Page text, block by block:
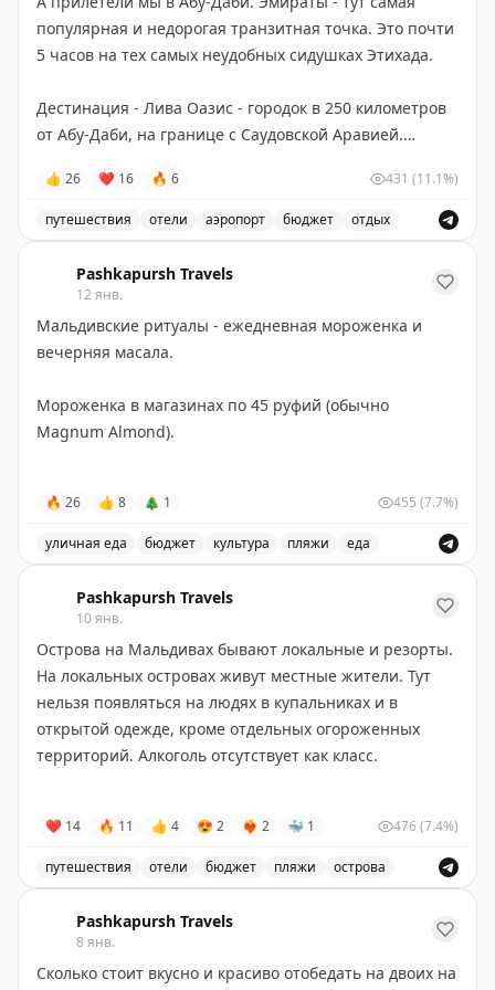
постах :)
проходят.
популярная и недорогая транзитная точка. Это почти
5 часов на тех самых неудобных сидушках Этихада.
Дестинация - Лива Оазис - городок в 250 километров
от Абу-Даби, на границе с Саудовской Аравией.
ч, а в итоге вся дорога из аэропорта займет 2,5 часа.
На дорогах эмирата Абу-Даби нет нештрафуемого
лимита, поэтому не превышаем, камер много.
Проверить штрафы можно в приложении полиции
Дубая ( тыц) по номеру авто.
Приехали сюда уже после заката:
Забронировать отель выгоднее всего получилось на
Тут есть виллы с одной, двумя или тремя спальнями.
На каждой вилле - собственный подогреваемый
именно за пустынькой :)
Новозеландский совиньон был предусмотрительно
куплен в дьюти фри абудабского аэропорта :)
👍 26 ❤ 16 🔥 6 431 (11.1%)
путешествия отели аэропорт бюджет отдых
Pashkapursh Travels
12 янв.
Мальдивские ритуалы - ежедневная мороженка и
вечерняя масала.
Мороженка в магазинах по 45 руфий (обычно
Magnum Almond).
руфий.
Прекрасное же)
Давайте поговорим - какие у вас ритуалы в поездках?
🔥 26 👍 8 🎄 1 455 (7.7%)
уличная еда бюджет культура пляжи еда
Pashkapursh Travels
10 янв.
Острова на Мальдивах бывают локальные и резорты.
На локальных островах живут местные жители. Тут
нельзя появляться на людях в купальниках и в
открытой одежде, кроме отдельных огороженных
территорий. Алкоголь отсутствует как класс.
Местных жителей нет, кроме сотрудников - тут можно
и в купальниках, и с алкоголем. Цена на проживание
в резорте в несколько раз выше цены проживания на
локальном острове, картинки вокруг более похожи на
те, с которыми обычно ассоциируются Мальдивы.
❤ 14 🔥 11 👍 4 😍 2 ❤‍🔥 2 🐳 1 476 (7.4%)
путешествия отели бюджет пляжи острова
Pashkapursh Travels
8 янв.
Сколько стоит вкусно и красиво отобедать на двоих на